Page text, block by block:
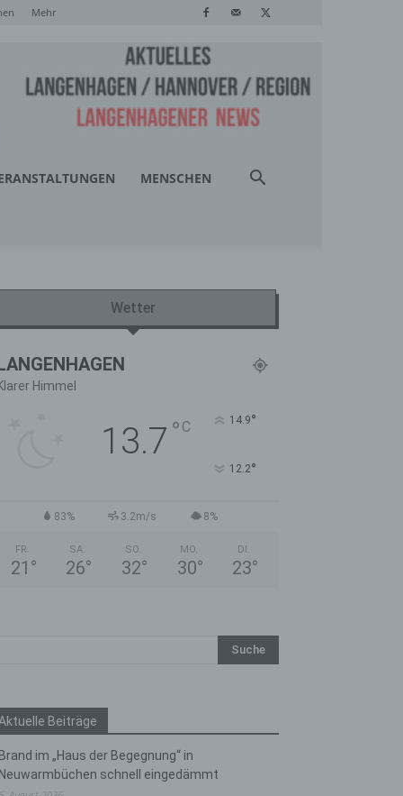
Mehr
MENSCHEN
Wetter
Himmel
13.7 ° C 14.9°
12.2°
83% 3.2m/s 8%
FR.
21 °
SA.
26°
SO.
32°
MO.
30°
DI.
23°
Aktuelle Beiträge
Brand im „Haus der Begegnung“ in
Neuwarmbüchen schnell eingedämmt